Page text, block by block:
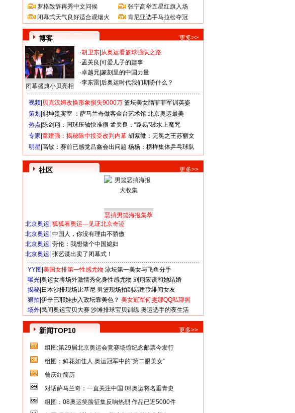
罗格致辞再秀中文问候
闭幕式天气良好适合观烟火
张宁高举五星红旗入场
肯尼亚选手马拉松夺冠
博客 更多>>
闭幕盛典小贝亮相
·胡卫东 从奥运看篮球强队之路
·孟关良 可爱儿子的趣事
·卓越兄 篆刻里的中国力量
·李东雷 后奥运时代我们期盼什么？
视频| 贝克汉姆改换形象损失9000万 篮坛美女隋菲菲军训英姿
策划| 熙坤贵宾室 ：萨马兰奇做客金台艺术馆 北京奥运最美
热点| 陈剑翔：国球压轴快准很 孟关良：“路易”破水上魔咒
专家| 童建强：揭秘陈中接受改判内幕 胡紫微：无冕之王苏丽文
明星| 高敏：赛前已感觉吕鑫会出问题 杨杨：榜样集体乒乓球队
社区 更多>>
恶搞男篮海报集萃
北京奥运 狐狐看奥运—见证北京奇迹
北京奥运 中国人，你没有理由不骄傲
北京奥运 劳伦：我想做个中国媳妇
北京奥运 张艺谋出卖了闭幕式！
YY图| 美国女排第一性感尤物 泳坛第一美女与飞鱼分手
曝光| 奥运女将场外激情秀化身性感尤物 刘翔应该和她结婚
揭秘| 日本沙排现场比基尼 男篮现场拍到易建联绯闻女友
狠拍| 伊辛巴耶娃步入政坛靠美色？ 美女冠军何雯娜QQ私聊照
场外| 民间奥运宝贝大赛 沙滩排球宝贝训练 奥运选手的夜生活
新闻TOP10 更多>>
组图:第29届北京奥运会竞赛场馆纪念邮票今发行
组图：鲜花如佳人 奥运冠军中的“第二眼美女”
曾庆红简历
对话萨马兰奇：一直关注中国 08奥运将名垂青史
组图：08奥运笑脸征集反响热烈 作品已近5000件